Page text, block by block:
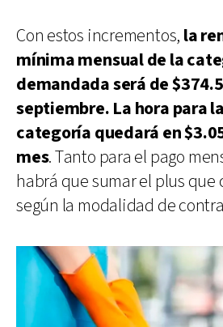
Con estos incrementos, la
mínima mensual de la
demandada será de
septiembre. La hora para
categoría quedará en
mes. Tanto para el pago
habrá que sumar el plus que
según la modalidad de